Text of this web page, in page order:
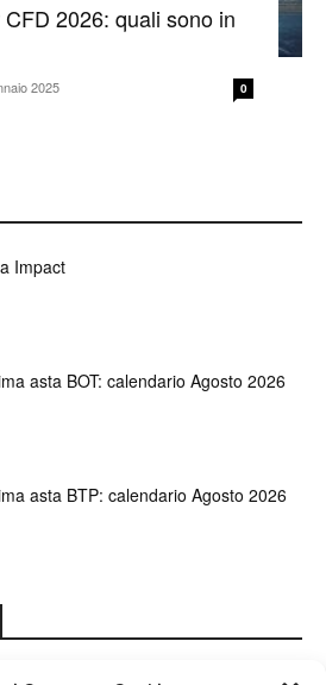
2026: quali sono in
2025 0
Impact
asta BOT: calendario Agosto 2026
asta BTP: calendario Agosto 2026